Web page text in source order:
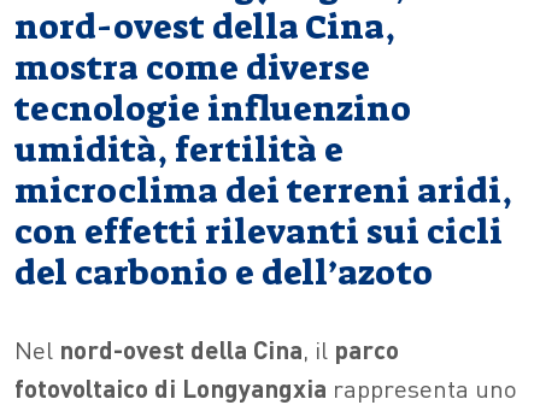
nord-ovest della Cina,
mostra come diverse
tecnologie influenzino
umidità, fertilità e
microclima dei terreni aridi,
con effetti rilevanti sui cicli
del carbonio e dell’azoto
Nel nord-ovest della Cina, il parco
fotovoltaico di Longyangxia rappresenta uno